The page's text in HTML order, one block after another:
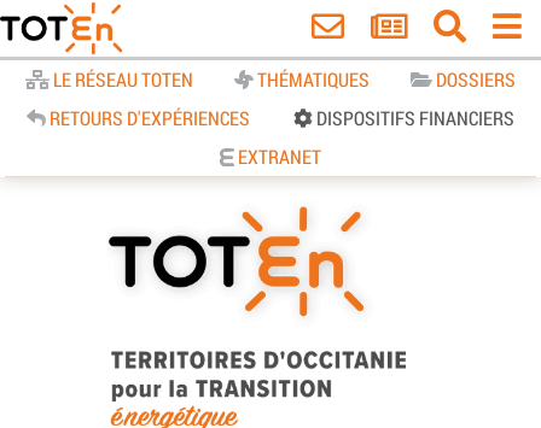
LE RÉSEAU TOTEN THÉMATIQUES
DOSSIERS
RETOURS D'EXPÉRIENCES
DISPOSITIFS FINANCIERS
EXTRANET